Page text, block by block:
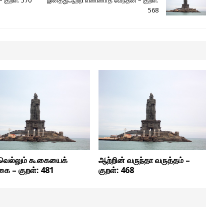
568
கூகையைக்
– குறள்: 481
ஆற்றின் வருந்தா வருத்தம் –
குறள்: 468